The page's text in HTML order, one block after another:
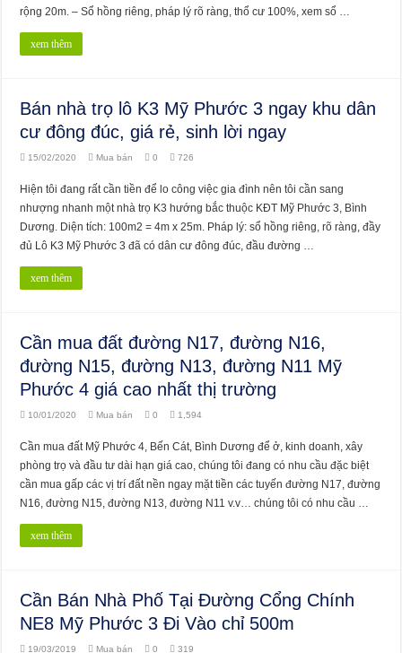
rộng 20m. – Sổ hồng riêng, pháp lý rõ ràng, thổ cư 100%, xem sổ …
xem thêm
Bán nhà trọ lô K3 Mỹ Phước 3 ngay khu dân
cư đông đúc, giá rẻ, sinh lời ngay
15/02/2020 Mua bán 0 726
Hiện tôi đang rất cần tiền để lo công việc gia đình nên tôi cần sang
nhượng nhanh một nhà trọ K3 hướng bắc thuộc KĐT Mỹ Phước 3, Bình
Dương. Diện tích: 100m2 = 4m x 25m. Pháp lý: sổ hồng riêng, rõ ràng, đầy
đủ Lô K3 Mỹ Phước 3 đã có dân cư đông đúc, đầu đường …
xem thêm
Cần mua đất đường N17, đường N16,
đường N15, đường N13, đường N11 Mỹ
Phước 4 giá cao nhất thị trường
10/01/2020 Mua bán 0 1,594
Cần mua đất Mỹ Phước 4, Bến Cát, Bình Dương để ở, kinh doanh, xây
phòng trọ và đầu tư dài hạn giá cao, chúng tôi đang có nhu cầu đặc biệt
cần mua gấp các vị trí đất nền ngay mặt tiền các tuyến đường N17, đường
N16, đường N15, đường N13, đường N11 v.v… chúng tôi có nhu cầu …
xem thêm
Cần Bán Nhà Phố Tại Đường Cổng Chính
NE8 Mỹ Phước 3 Đi Vào chỉ 500m
19/03/2019 Mua bán 0 319